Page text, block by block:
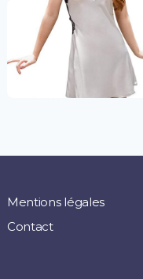
Mentions légales
Contact